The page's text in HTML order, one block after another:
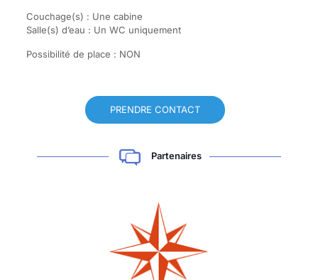
Couchage(s) : Une cabine
Salle(s) d’eau : Un WC uniquement
Possibilité de place : NON
PRENDRE CONTACT
Partenaires